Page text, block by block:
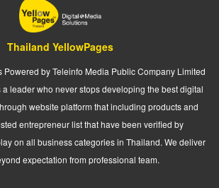
Thailand YellowPages
by Teleinfo Media Public Company Limited
a leader who never stops developing the best digital
website platform that including products and
entrepreneur list that have been verified by
on all business categories in Thailand. We deliver
expectation from professional team.